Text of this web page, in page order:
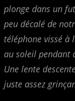
plonge dans un
peu décalé de
téléphone vissé
au soleil pendant
Une lente
juste assez